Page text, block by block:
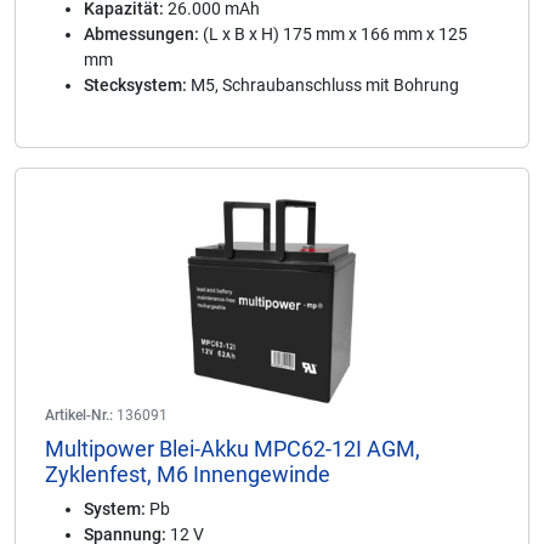
Kapazität: 26.000 mAh
Abmessungen: (L x B x H) 175 mm x 166 mm x 125
mm
Stecksystem: M5, Schraubanschluss mit Bohrung
Artikel-Nr.: 136091
Multipower Blei-Akku MPC62-12I AGM,
Zyklenfest, M6 Innengewinde
System: Pb
Spannung: 12 V